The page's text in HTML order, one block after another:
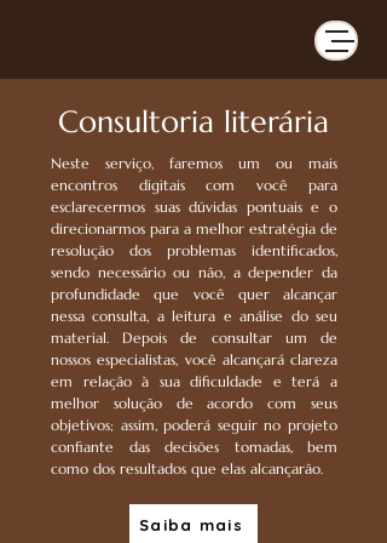
Consultoria literária
Neste serviço, faremos um ou mais
encontros digitais com você para
esclarecermos suas dúvidas pontuais e o
direcionarmos para a melhor estratégia de
resolução dos problemas identificados,
sendo necessário ou não, a depender da
profundidade que você quer alcançar
nessa consulta, a leitura e análise do seu
material. Depois de consultar um de
nossos especialistas, você alcançará clareza
em relação à sua dificuldade e terá a
melhor solução de acordo com seus
objetivos; assim, poderá seguir no projeto
confiante das decisões tomadas, bem
como dos resultados que elas alcançarão.
Saiba mais